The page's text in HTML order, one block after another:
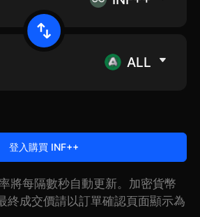
ALL
登入購買 INF++
將每隔數秒自動更新。加密貨幣
終成交價請以訂單確認頁面顯示為